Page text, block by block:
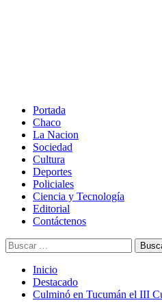
Portada
Chaco
La Nacion
Sociedad
Cultura
Deportes
Policiales
Ciencia y Tecnología
Editorial
Contáctenos
Buscar:
Inicio
Destacado
Culminó en Tucumán el III